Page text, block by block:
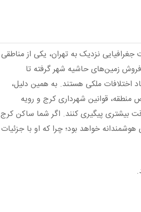
نزدیک به تهران، یکی از مناطقی
زمین‌های حاشیه شهر گرفته تا
اختلافات ملکی هستند. به همین دلیل،
منطقه، قوانین شهرداری کرج و رویه
بیشتری پیگیری کنند. اگر شما ساکن کرج
خواهد بود؛ چرا که او با جزئیات